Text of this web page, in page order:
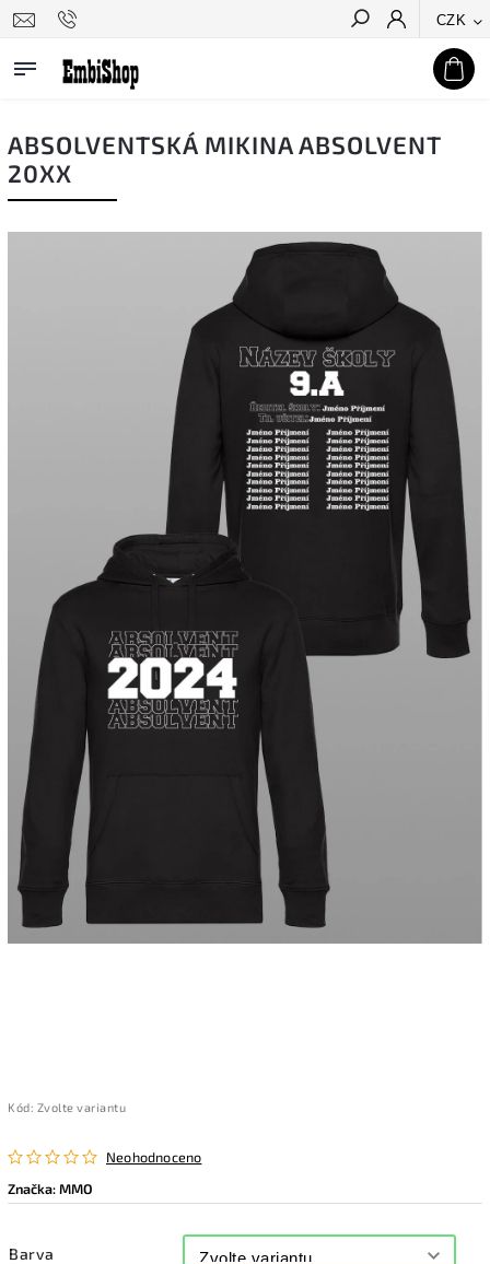
CZK
Hledat
ABSOLVENTSKÁ MIKINA ABSOLVENT
20XX
Kód: Zvolte variantu
Neohodnoceno
Značka:MMO
Barva